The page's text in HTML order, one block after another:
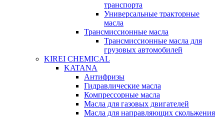
транспорта
Универсальные тракторные
масла
Трансмиссионные масла
Трансмиссионные масла для
грузовых автомобилей
KIREI CHEMICAL
KATANA
Антифризы
Гидравлические масла
Компрессорные масла
Масла для газовых двигателей
Масла для направляющих скольжения